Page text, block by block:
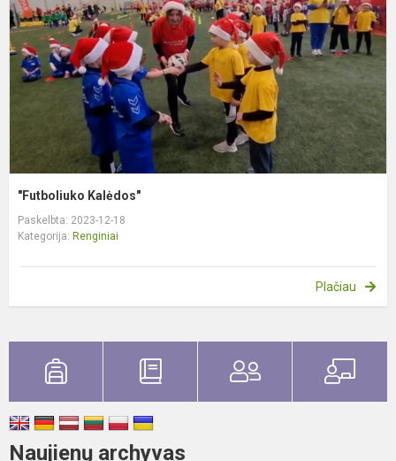
"Futboliuko Kalėdos"
Paskelbta: 2023-12-18
Kategorija: Renginiai
Plačiau
Naujienų archyvas